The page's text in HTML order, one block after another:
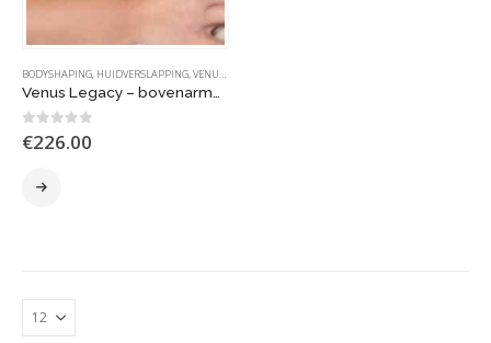
BODYSHAPING, HUIDVERSLAPPING,VENUS LEGACY | MP2
0out of 5
€226.00